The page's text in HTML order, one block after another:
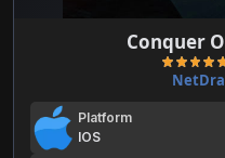
Conquer
Platform
IOS